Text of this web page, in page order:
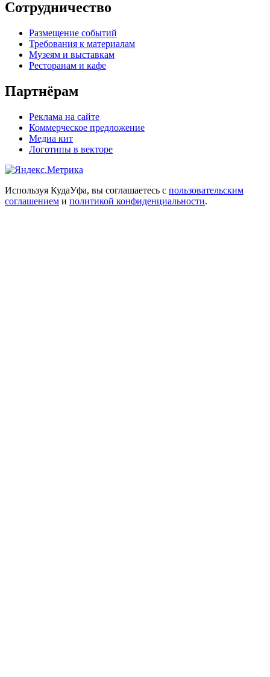
Сотрудничество
Размещение событий
Требования к материалам
Музеям и выставкам
Ресторанам и кафе
Партнёрам
Реклама на сайте
Коммерческое предложение
Медиа кит
Логотипы в векторе
Используя КудаУфа, вы соглашаетесь с пользовательским
соглашением и политикой конфиденциальности.